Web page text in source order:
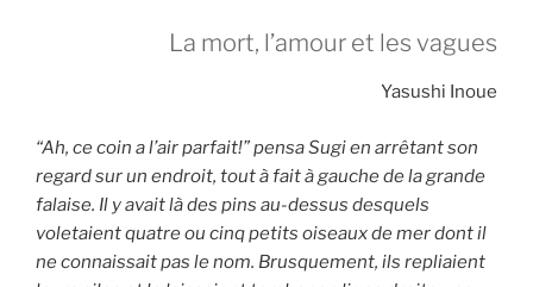
La mort, l’amour et les vagues
Yasushi Inoue
“Ah, ce coin a l’air parfait!” pensa Sugi en arrêtant son
regard sur un endroit, tout à fait à gauche de la grande
falaise. Il y avait là des pins au-dessus desquels
voletaient quatre ou cinq petits oiseaux de mer dont il
ne connaissait pas le nom. Brusquement, ils repliaient